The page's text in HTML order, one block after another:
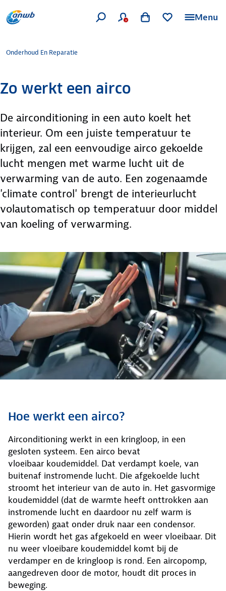
Menu
Onderhoud En Reparatie
Zo werkt een airco
De airconditioning in een auto koelt het
interieur. Om een juiste temperatuur te
krijgen, zal een eenvoudige airco gekoelde
lucht mengen met warme lucht uit de
verwarming van de auto. Een zogenaamde
'climate control' brengt de interieurlucht
volautomatisch op temperatuur door middel
van koeling of verwarming.
Hoe werkt een airco?
Airconditioning werkt in een kringloop, in een
gesloten systeem. Een airco bevat
vloeibaar koudemiddel. Dat verdampt koele, van
buitenaf instromende lucht. Die afgekoelde lucht
stroomt het interieur van de auto in. Het gasvormige
koudemiddel (dat de warmte heeft onttrokken aan
instromende lucht en daardoor nu zelf warm is
geworden) gaat onder druk naar een condensor.
Hierin wordt het gas afgekoeld en weer vloeibaar. Dit
nu weer vloeibare koudemiddel komt bij de
verdamper en de kringloop is rond. Een aircopomp,
aangedreven door de motor, houdt dit proces in
beweging.